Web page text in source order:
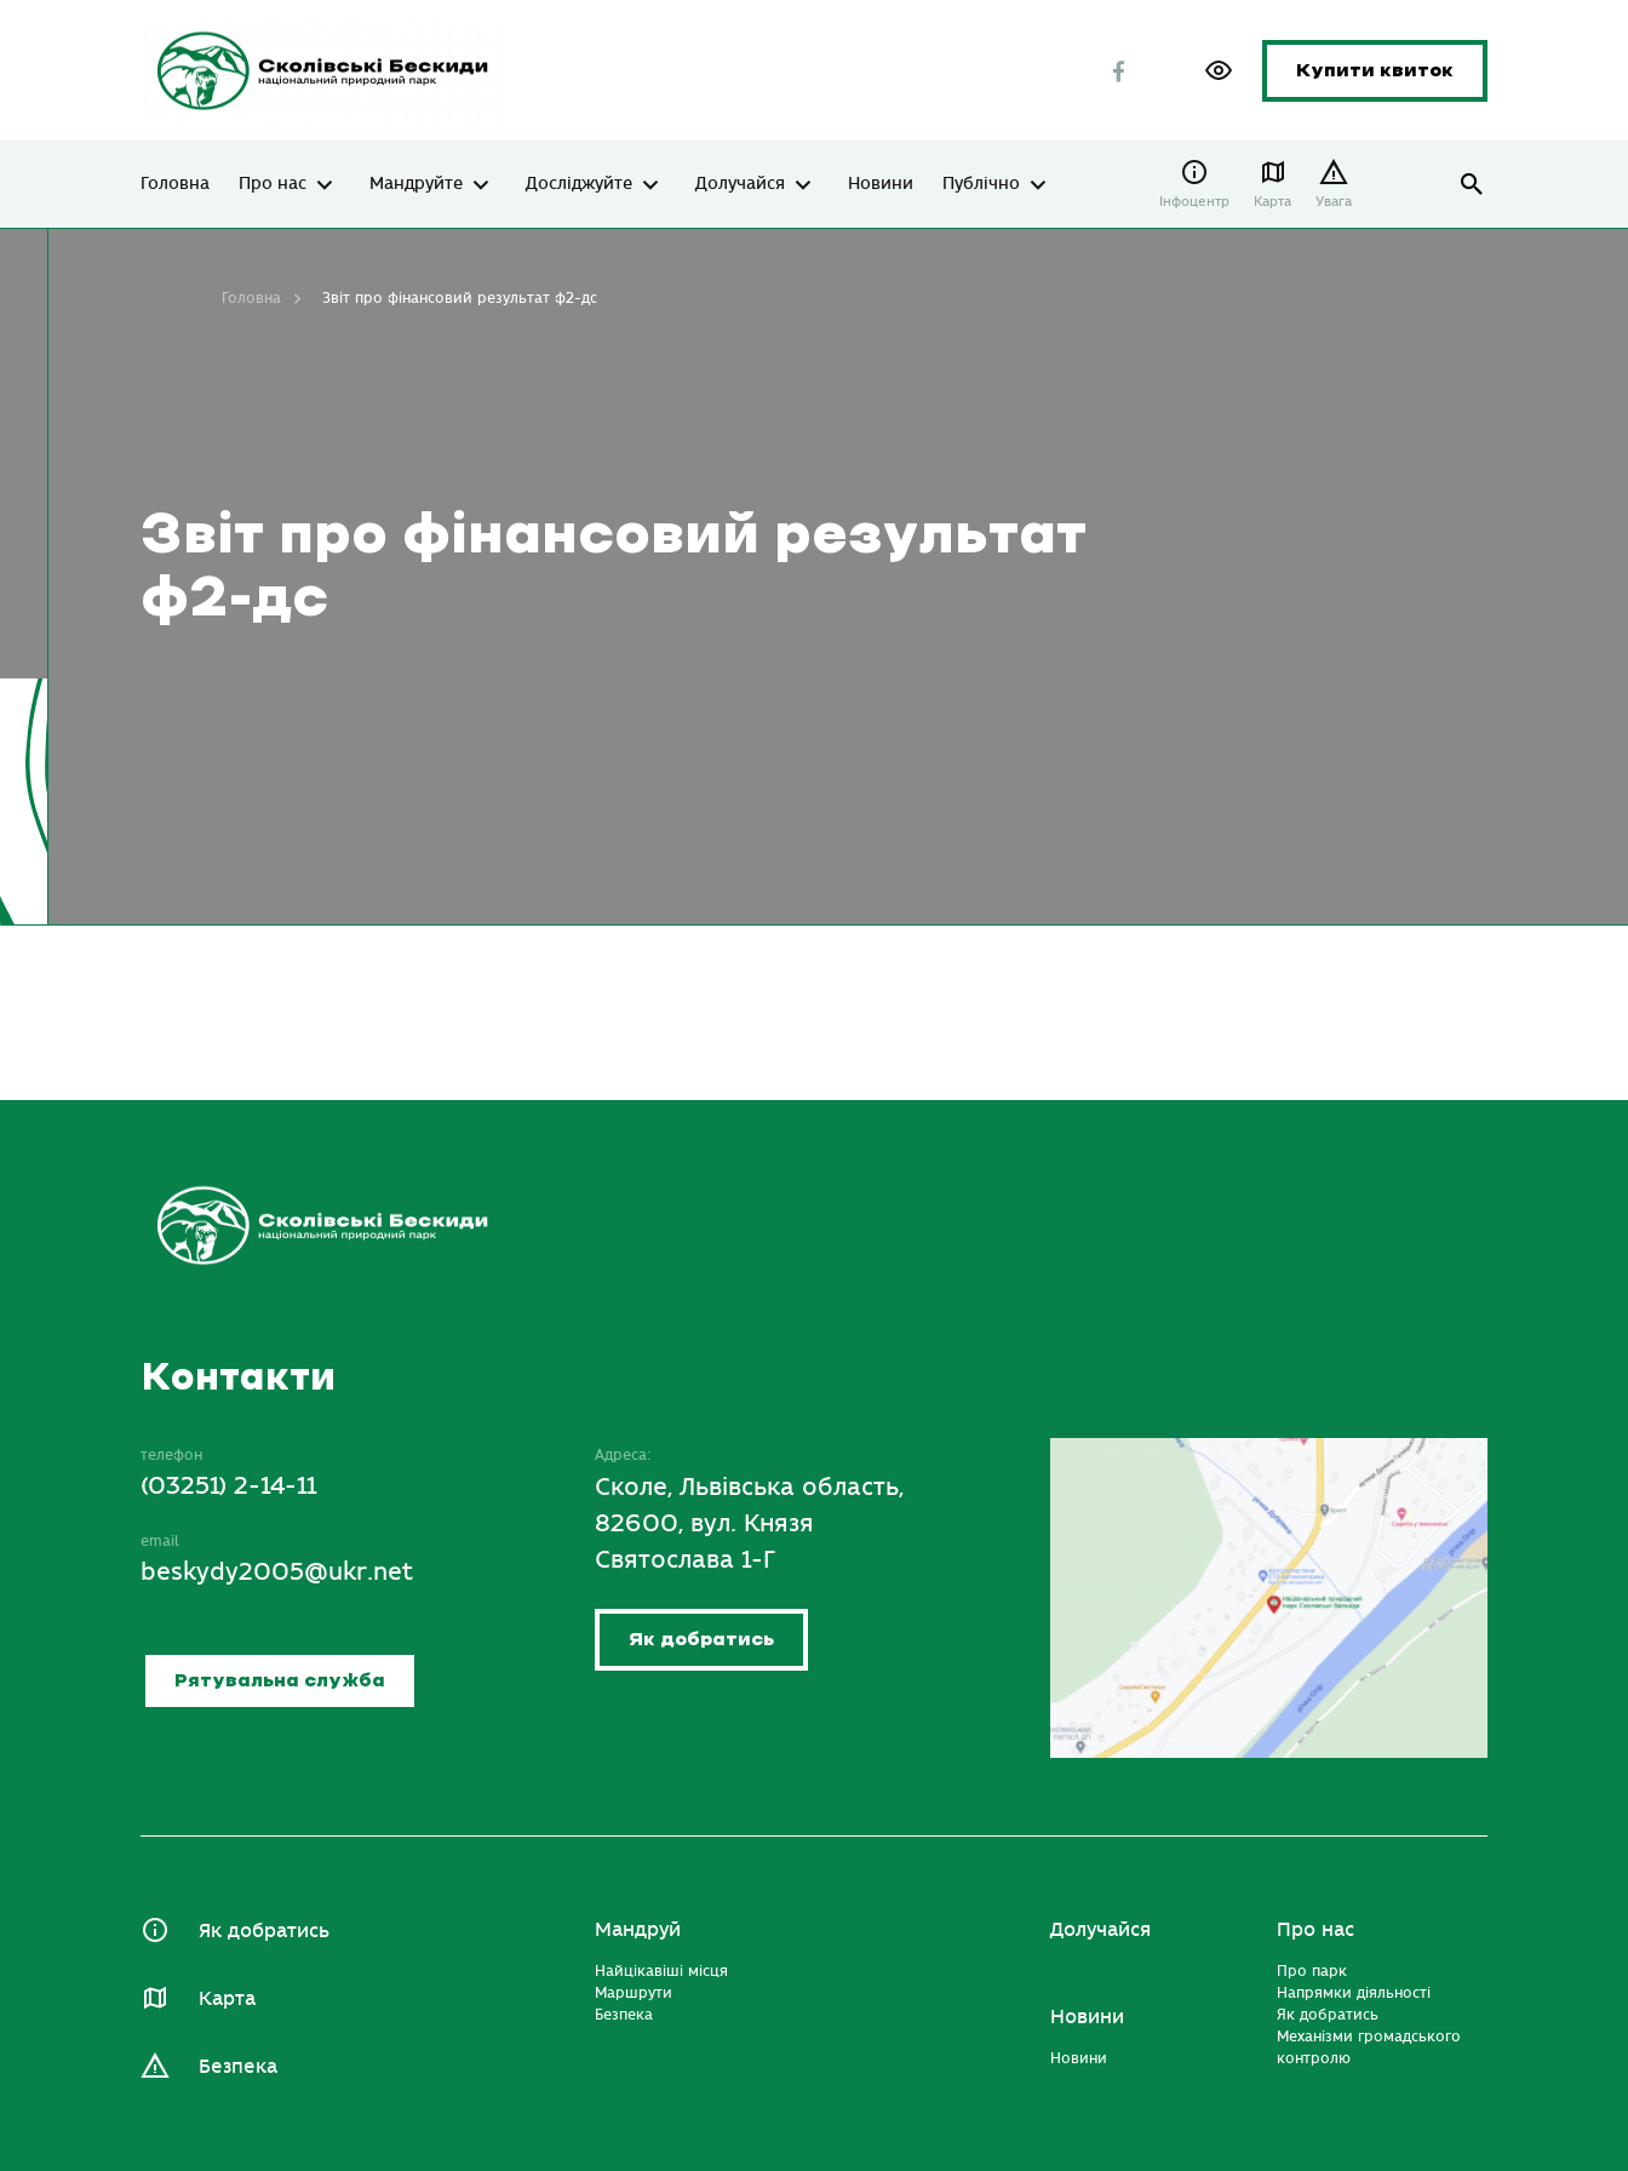
Купити квиток
Головна Про нас Мандруйте Досліджуйте Долучайся Новини Публічно
Інфоцентр Карта Увага
Звіт про фінансовий результат
ф2-дс
Головна Звіт про фінансовий результат ф2-дс
Контакти
телефон
(03251) 2-14-11
email
beskydy2005@ukr.net
Рятувальна служба
Адреса:
Сколе, Львівська область,
82600, вул. Князя
Святослава 1-Г
Як добратись
Як добратись
Карта
Безпека
Мандруй
Найцікавіші місця
Маршрути
Безпека
Долучайся
Новини
Новини
Про нас
Про парк
Напрямки діяльності
Як добратись
Механізми громадського
контролю